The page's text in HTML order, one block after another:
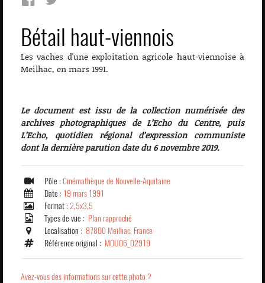
Bétail haut-viennois
Les vaches d'une exploitation agricole haut-viennoise à
Meilhac, en mars 1991.
Le document est issu de la collection numérisée des
archives photographiques de L’Echo du Centre, puis
L’Echo, quotidien régional d’expression communiste
dont la dernière parution date du 6 novembre 2019.
Pôle : Cinémathèque de Nouvelle-Aquitaine
Date : 19 mars 1991
Format : 2,5x3,5
Types de vue : Plan rapproché
Localisation : 87800 Meilhac, France
Référence original : MOU06_02919
Avez-vous des informations sur cette photo ?